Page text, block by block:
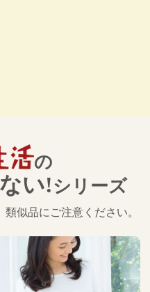
の
い!シリーズ
似品にご注意ください。